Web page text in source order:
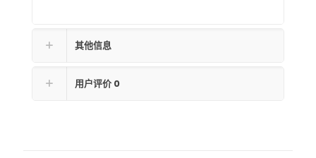
其他信息
用户评价 0